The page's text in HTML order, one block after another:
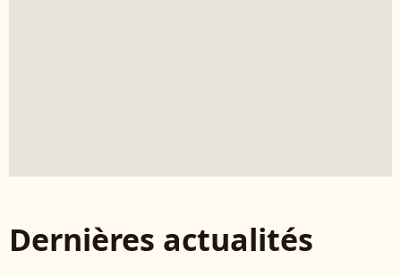
Dernières actualités